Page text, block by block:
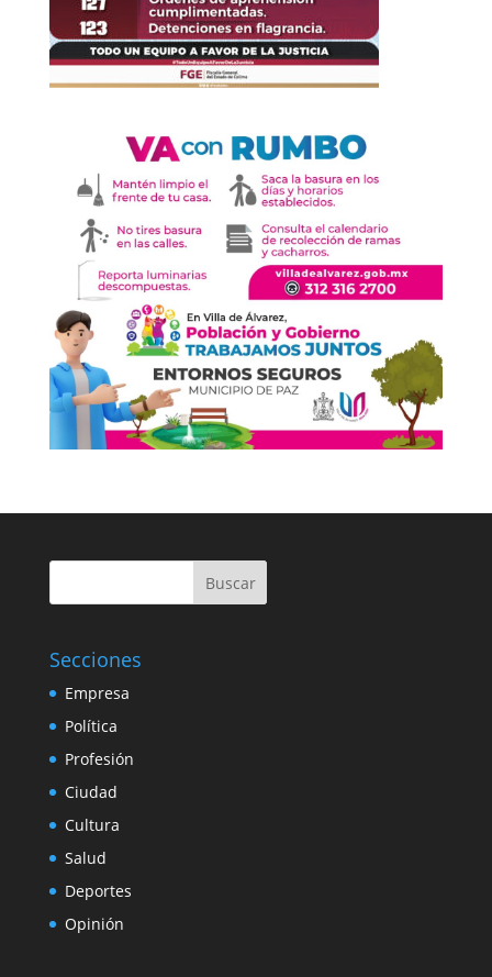
Buscar
Secciones
Empresa
Política
Profesión
Ciudad
Cultura
Salud
Deportes
Opinión